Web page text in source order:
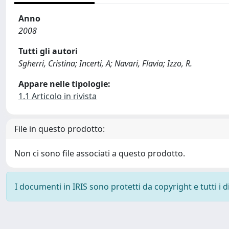
Anno
2008
Tutti gli autori
Sgherri, Cristina; Incerti, A; Navari, Flavia; Izzo, R.
Appare nelle tipologie:
1.1 Articolo in rivista
File in questo prodotto:
Non ci sono file associati a questo prodotto.
I documenti in IRIS sono protetti da copyright e tutti i